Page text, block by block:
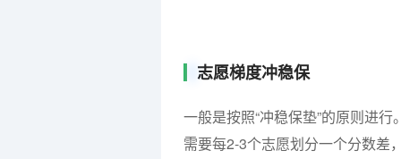
志愿梯度冲稳保
一般是按照“冲稳保垫”的原则进
需要每2-3个志愿划分一个分数差